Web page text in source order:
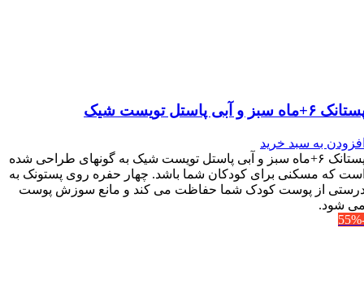
۶+ماه سبز و آبی پاستل تویست شیک
به سبد خرید
پستانک ۶+ماه سبز و آبی پاستل تویست شیک به گونه‎ای طراحی شده
که مسکنی برای کودکان شما باشد. چهار حفره روی پستونک به
از پوست کودک شما حفاظت می کند و مانع سوزش پوست
شود.
-